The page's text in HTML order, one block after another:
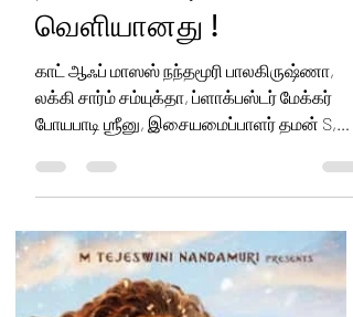
தாண்டவம் டிரெய்லர்
வெளியானது !
காட் ஆஃப் மாஸஸ் நந்தமூரி பாலகிருஷ்ணா,
லக்கி சார்ம் சம்யுக்தா, ப்ளாக்பஸ்டர் மேக்கர்
போயபாடி ஶ்ரீனு, இசையமைப்பாளர் தமன் S,
காட் ஆஃப் மாஸஸ் நந்தமூரி பாலகிருஷ்ணா
#BB4 அகண்டா 2: தாண்டவம் டிரெய்லர்
வெளியானது !! காட் ஆஃப் மாஸஸ் நந்தமூரி